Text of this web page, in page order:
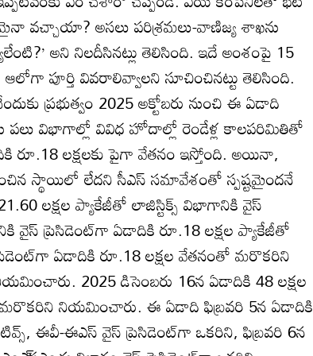
వచ్చాయా? అసలు పరిశ్రమలు-వాణిజ్య శాఖను
అని నిలదీసినట్లు తెలిసింది. ఇదే అంశంపై 15
పూర్తి వివరాలివ్వాలని సూచించినట్టు తెలిసింది.
ప్రభుత్వం 2025 అక్టోబరు నుంచి ఈ ఏడాది
పలు విభాగాల్లో వివిధ హోదాల్లో రెండేళ్ల కాలపరిమితితో
రూ.18 లక్షలకు పైగా వేతనం ఇస్తోంది. అయినా,
స్థాయిలో లేదని సీఎస్‌ సమావేశంతో స్పష్టమైందనే
లక్షల ప్యాకేజీతో లాజిస్టిక్స్‌ విభాగానికి వైస్‌
వైస్‌ ప్రెసిడెంట్‌గా ఏడాదికి రూ.18 లక్షల ప్యాకేజీతో
ఏడాదికి రూ.18 లక్షల వేతనంతో మరొకరిని
2025 డిసెంబరు 16న ఏడాదికి 48 లక్షల
మరొకరిని నియమించారు. ఈ ఏడాది ఫిబ్రవరి 5న ఏడాదికి
ఈవీ-ఈఎస్‌ వైస్‌ ప్రెసిడెంట్‌గా ఒకరిని, ఫిబ్రవరి 6న